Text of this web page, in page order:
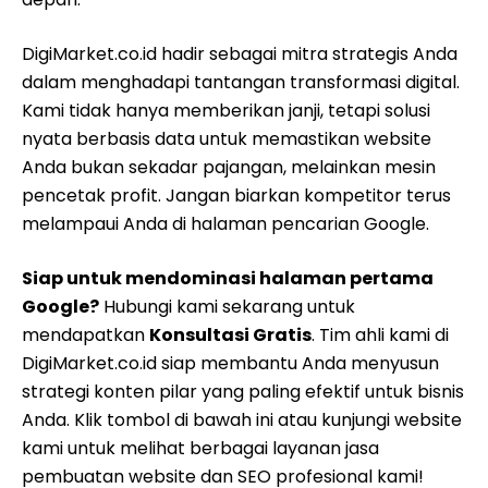
DigiMarket.co.id hadir sebagai mitra strategis Anda
dalam menghadapi tantangan transformasi digital.
Kami tidak hanya memberikan janji, tetapi solusi
nyata berbasis data untuk memastikan website
Anda bukan sekadar pajangan, melainkan mesin
pencetak profit. Jangan biarkan kompetitor terus
melampaui Anda di halaman pencarian Google.
Siap untuk mendominasi halaman pertama
Google? Hubungi kami sekarang untuk
mendapatkan Konsultasi Gratis. Tim ahli kami di
DigiMarket.co.id siap membantu Anda menyusun
strategi konten pilar yang paling efektif untuk bisnis
Anda. Klik tombol di bawah ini atau kunjungi website
kami untuk melihat berbagai layanan jasa
pembuatan website dan SEO profesional kami!